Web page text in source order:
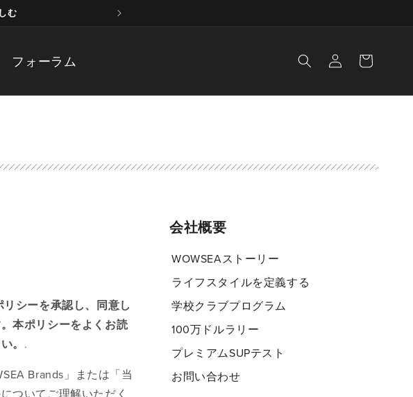
む
フォーラム
グ
イ
ー
シーを承認し、同意し
本ポリシーをよくお読
。 .
Brands」または「当
ついてご理解いただく
会社概要
WOWSEAストーリー
ライフスタイルを定義する
学校クラブプログラム
100万ドルラリー
プレミアムSUPテスト
お問い合わせ